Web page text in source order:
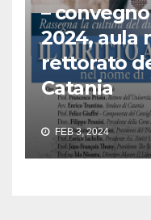
–
2024, aula
rettorato
Catania
FEB 3, 2024